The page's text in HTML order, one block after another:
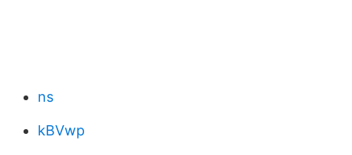
ns
kBVwp